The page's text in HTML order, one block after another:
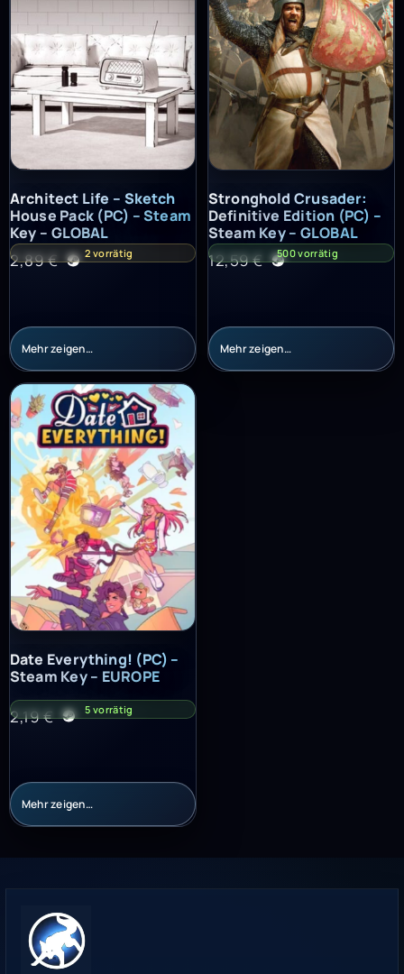
Architect Life – Sketch House Pack (PC) – Steam Key – GLOBAL
Architect Life – Sketch
House Pack (PC) – Steam
Key – GLOBAL
2,89€ 2 vorrätig
Mehr zeigen…
Stronghold Crusader: Definitive
Stronghold Crusader:
Definitive Edition (PC) –
Steam Key – GLOBAL
12,59€ 500 vorrätig
Mehr zeigen…
Date Everything! (PC) – Steam Key – EUROPE
Date Everything! (PC) –
Steam Key – EUROPE
2,19€ 5 vorrätig
Mehr zeigen…